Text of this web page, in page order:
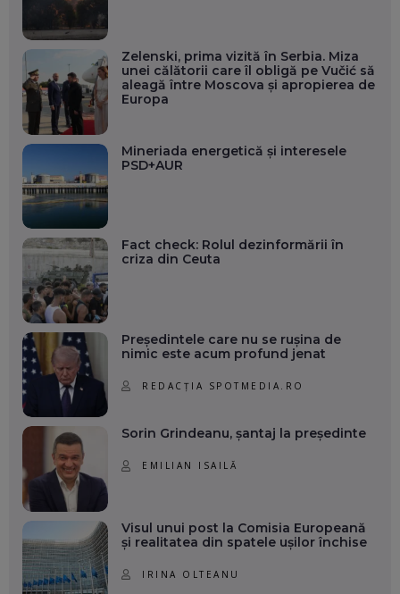
Zelenski, prima vizită în Serbia. Miza
unei călătorii care îl obligă pe Vučić să
aleagă între Moscova și apropierea de
Europa
Mineriada energetică și interesele
PSD+AUR
Fact check: Rolul dezinformării în
criza din Ceuta
Președintele care nu se rușina de
nimic este acum profund jenat
REDACȚIA SPOTMEDIA.RO
Sorin Grindeanu, șantaj la președinte
EMILIAN ISAILĂ
Visul unui post la Comisia Europeană
și realitatea din spatele ușilor închise
IRINA OLTEANU